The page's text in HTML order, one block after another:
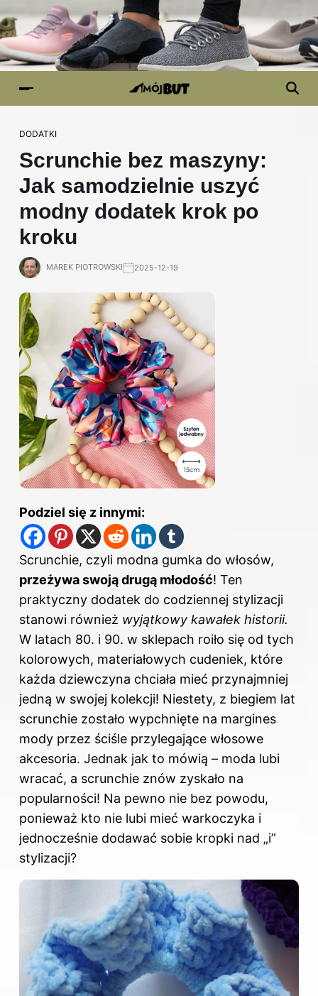
DODATKI
Scrunchie bez maszyny:
Jak samodzielnie uszyć
modny dodatek krok po
kroku
MAREK PIOTROWSKI 2025-12-19
Podziel się z innymi:
Scrunchie, czyli modna gumka do włosów,
przeżywa swoją drugą młodość! Ten
praktyczny dodatek do codziennej stylizacji
stanowi również wyjątkowy kawałek historii.
W latach 80. i 90. w sklepach roiło się od tych
kolorowych, materiałowych cudeniek, które
każda dziewczyna chciała mieć przynajmniej
jedną w swojej kolekcji! Niestety, z biegiem lat
scrunchie zostało wypchnięte na margines
mody przez ściśle przylegające włosowe
akcesoria. Jednak jak to mówią – moda lubi
wracać, a scrunchie znów zyskało na
popularności! Na pewno nie bez powodu,
ponieważ kto nie lubi mieć warkoczyka i
jednocześnie dodawać sobie kropki nad „i”
stylizacji?